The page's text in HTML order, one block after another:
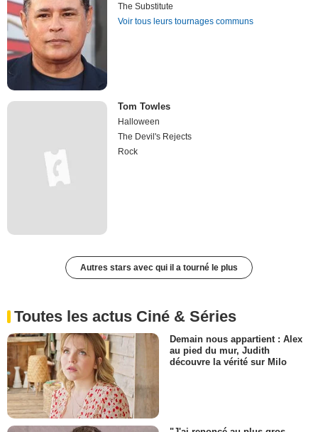
The Substitute
Voir tous leurs tournages communs
Tom Towles
Halloween
The Devil's Rejects
Rock
Autres stars avec qui il a tourné le plus
Toutes les actus Ciné & Séries
Demain nous appartient : Alex
au pied du mur, Judith
découvre la vérité sur Milo